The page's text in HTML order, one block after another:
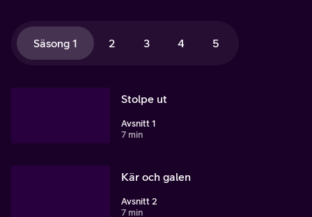
Säsong 1 2 3 4 5
Stolpe ut
Avsnitt 1
7 min
Kär och galen
Avsnitt 2
7 min